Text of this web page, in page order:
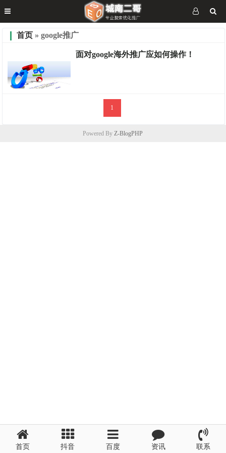
首页 » google推广
面对google海外推广应如何操作！
1
Powered ByZ-BlogPHP
首页 抖音 百度 资讯 联系